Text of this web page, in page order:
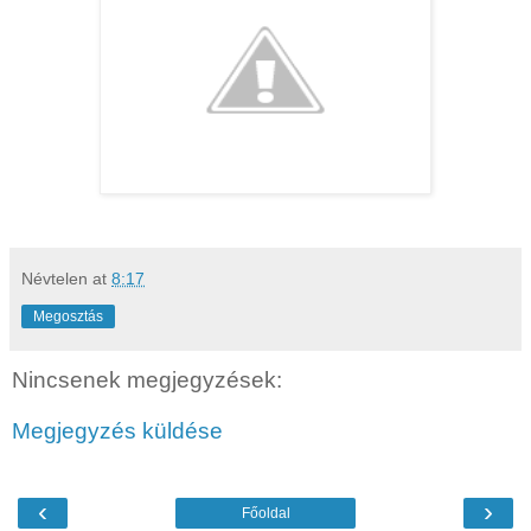
Névtelen at 8:17
Megosztás
Nincsenek megjegyzések:
Megjegyzés küldése
‹ ›
Főoldal